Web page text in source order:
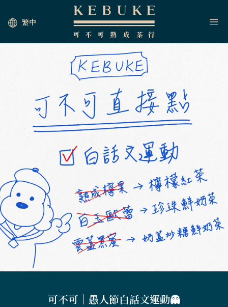
繁中
NEWS
可不可｜愚人節白話文運動👻